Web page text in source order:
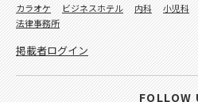
カラオケ
ビジネスホテル 内科 小児科
法律事務所
掲載者ログイン
FOLLOW